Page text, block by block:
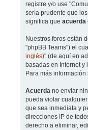
registre y/o use
sería prudente que
significa que acuerda
Nuestros foros están
"phpBB Teams") el
inglés)" (de aquí en
basadas en Internet y
Para más
Acuerdano enviar
pueda violar
que sea inmediata y
direcciones IP de
derecho a eliminar,